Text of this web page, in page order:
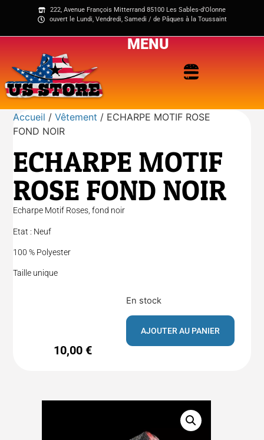
222, Avenue François Mitterrand 85100 Les Sables-d'Olonne
ouvert le Lundi, Vendredi, Samedi / de Pâques à la Toussaint
MENU
Accueil /Vêtement / ECHARPE MOTIF ROSE
FOND NOIR
ECHARPE MOTIF
ROSE FOND NOIR
Echarpe Motif Roses, fond noir
Etat : Neuf
100 % Polyester
Taille unique
10,00 €
En stock
AJOUTER AU PANIER